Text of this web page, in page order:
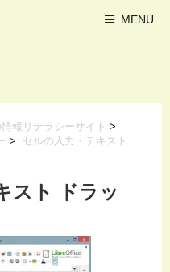
MENU
報リテラシーサイト >
> セルの入力・テキスト
スト ドラッ